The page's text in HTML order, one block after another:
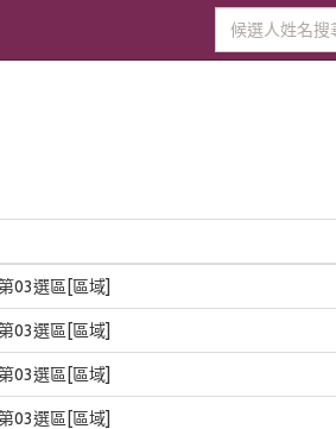
03選區[區域]
03選區[區域]
03選區[區域]
03選區[區域]